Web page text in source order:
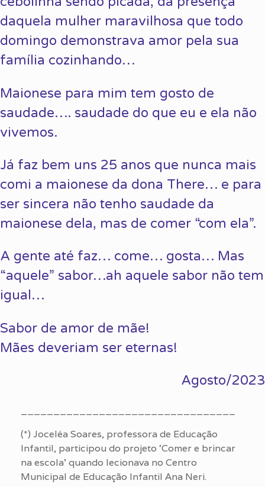
daquela mulher maravilhosa que todo
domingo demonstrava amor pela sua
família cozinhando…
Maionese para mim tem gosto de
saudade…. saudade do que eu e ela não
vivemos.
Já faz bem uns 25 anos que nunca mais
comi a maionese da dona There… e para
ser sincera não tenho saudade da
maionese dela, mas de comer “com ela”.
A gente até faz… come… gosta… Mas
“aquele” sabor…ah aquele sabor não tem
igual…
Sabor de amor de mãe!
Mães deveriam ser eternas!
Agosto/2023
(*) Joceléa Soares, professora de Educação
Infantil, participou do projeto ‘Comer e brincar
na escola’ quando lecionava no Centro
Municipal de Educação Infantil Ana Neri.